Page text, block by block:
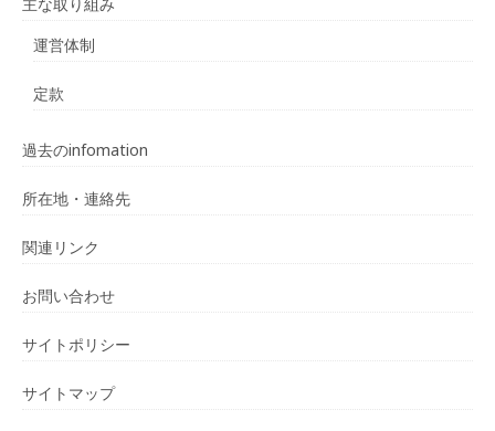
運営体制
定款
過去のinfomation
所在地・連絡先
関連リンク
お問い合わせ
サイトポリシー
サイトマップ